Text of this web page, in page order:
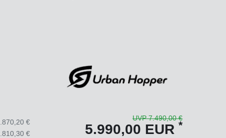
€
€
UVP 7.490,00 €
5.990,00 EUR *